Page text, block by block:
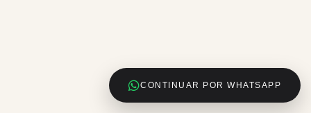
CONTINUAR POR WHATSAPP